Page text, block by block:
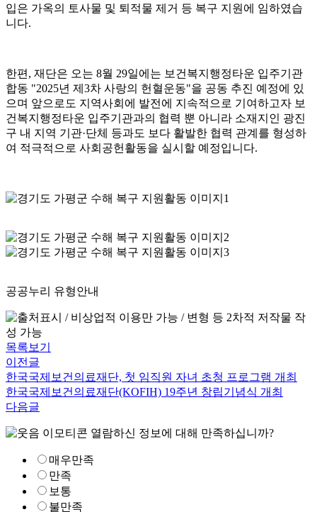
입은 가옥의 토사물 및 퇴적물 제거 등 복구 지원에 임하였습
니다.
한편, 재단은 오는 8월 29일에는 보건복지행정타운 입주기관
합동 "2025년 제3차 사랑의 헌혈운동"을 공동 추진 예정에 있
으며 앞으로도 지역사회에 발전에 지속적으로 기여하고자 보
건복지행정타운 입주기관과의 협력 뿐 아니라 소재지인 광진
구 내 지역 기관·단체 등과도 보다 활발한 협력 관계를 형성하
여 적극적으로 사회공헌활동을 실시할 예정입니다.
공공누리 유형안내
목록보기
이전글
한국국제보건의료재단, 첫 임직원 자녀 초청 프로그램 개최
한국국제보건의료재단(KOFIH) 19주년 창립기념식 개최
다음글
열람하신 정보에 대해 만족하십니까?
매우만족
만족
보통
불만족